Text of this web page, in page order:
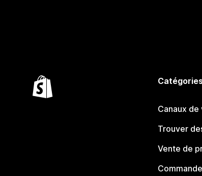
Canaux de
Trouver
Vente de